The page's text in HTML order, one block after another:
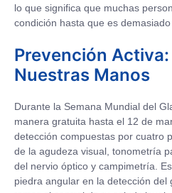
lo que significa que muchas
condición hasta que es
Prevención
Nuestras Manos
Durante la Semana Mundial del
manera gratuita hasta el 12 de
detección compuestas por cuatro
de la agudeza visual, tonometría
del nervio óptico y campimetría.
piedra angular en la detección del